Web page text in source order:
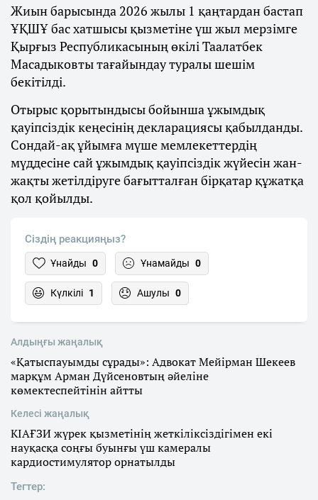
Жиын барысында 2026 жылы 1 қаңтардан бастап
ҰҚШҰ бас хатшысы қызметіне үш жыл мерзімге
Қырғыз Республикасының өкілі Таалатбек
Масадыковты тағайындау туралы шешім
бекітілді.
Отырыс қорытындысы бойынша ұжымдық
қауіпсіздік кеңесінің декларациясы қабылданды.
Сондай-ақ ұйымға мүше мемлекеттердің
мүддесіне сай ұжымдық қауіпсіздік жүйесін жан-
жақты жетілдіруге бағытталған бірқатар құжатқа
қол қойылды.
Сіздің реакцияңыз?
Ұнайды 0 Ұнамайды 0
Күлкілі 1 Ашулы 0
Алдыңғы жаңалық
«Қатыспауымды сұрады»: Адвокат Мейірман Шекеев
марқұм Арман Дүйсеновтың әйеліне
көмектеспейтінін айтты
Келесі жаңалық
КІАҒЗИ жүрек қызметінің жеткіліксіздігімен екі
науқасқа соңғы буынғы үш камералы
кардиостимулятор орнатылды
Тегтер: